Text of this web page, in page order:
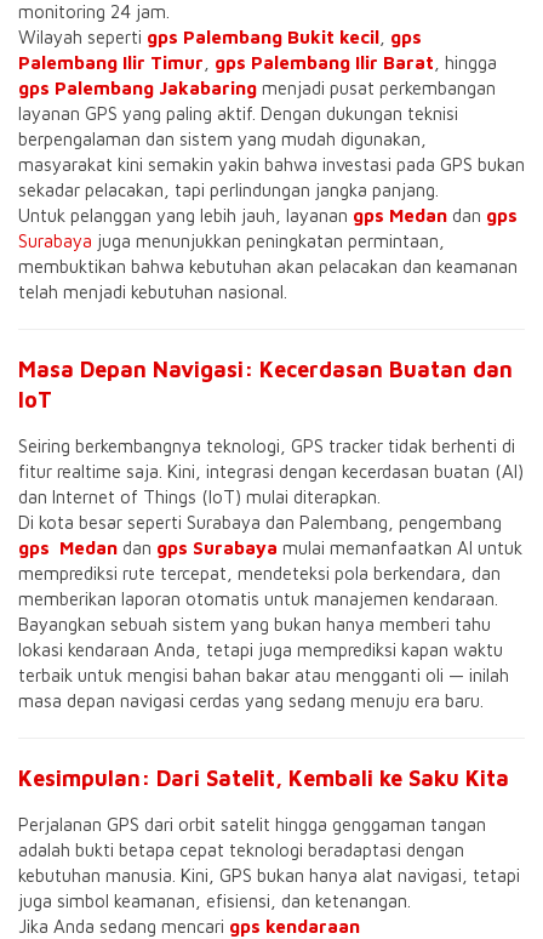
monitoring 24 jam.
Wilayah seperti gps Palembang Bukit kecil gps
Palembang Ilir Timur
gps Palembang Ilir Barat , hingga
gps Palembang Jakabaring menjadi pusat perkembangan
layanan GPS yang paling aktif. Dengan dukungan teknisi
berpengalaman dan sistem yang mudah digunakan,
masyarakat kini semakin yakin bahwa investasi pada GPS bukan
sekadar pelacakan, tapi perlindungan jangka panjang.
Untuk pelanggan yang lebih jauh, layanan gps Medan dan gps
Surabaya juga menunjukkan peningkatan permintaan,
membuktikan bahwa kebutuhan akan pelacakan dan keamanan
telah menjadi kebutuhan nasional.
Masa Depan Navigasi: Kecerdasan Buatan dan
IoT
Seiring berkembangnya teknologi, GPS tracker tidak berhenti di
fitur realtime saja. Kini, integrasi dengan kecerdasan buatan (AI)
dan Internet of Things (IoT) mulai diterapkan.
Di kota besar seperti Surabaya dan Palembang, pengembang
gps Medan dan gps Surabaya mulai memanfaatkan AI untuk
memprediksi rute tercepat, mendeteksi pola berkendara, dan
memberikan laporan otomatis untuk manajemen kendaraan.
Bayangkan sebuah sistem yang bukan hanya memberi tahu
lokasi kendaraan Anda, tetapi juga memprediksi kapan waktu
terbaik untuk mengisi bahan bakar atau mengganti oli — inilah
masa depan navigasi cerdas yang sedang menuju era baru.
Kesimpulan: Dari Satelit, Kembali ke Saku Kita
Perjalanan GPS dari orbit satelit hingga genggaman tangan
adalah bukti betapa cepat teknologi beradaptasi dengan
kebutuhan manusia. Kini, GPS bukan hanya alat navigasi, tetapi
juga simbol keamanan, efisiensi, dan ketenangan.
Jika Anda sedang mencari gps kendaraan